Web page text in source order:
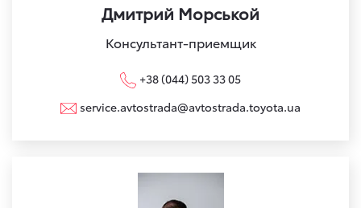
Дмитрий Морськой
Консультант-приемщик
+38 (044) 503 33 05
service.avtostrada@avtostrada.toyota.ua